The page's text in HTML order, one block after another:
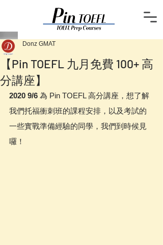
【Pin TOEFL 九月免費 100+ 高
分講座】
Donz GMAT
2020 9/6 為 Pin TOEFL 高分講座，想了解
我們托福衝刺班的課程安排，以及考試的
一些實戰準備經驗的同學，我們到時候見
囉！